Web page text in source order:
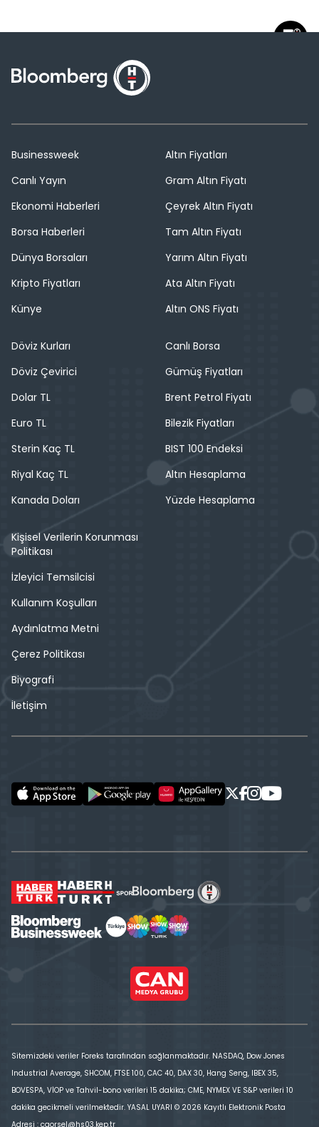
Businessweek
Canlı Yayın
Ekonomi Haberleri
Borsa Haberleri
Dünya Borsaları
Kripto Fiyatları
Künye
Altın Fiyatları
Gram Altın Fiyatı
Çeyrek Altın Fiyatı
Tam Altın Fiyatı
Yarım Altın Fiyatı
Ata Altın Fiyatı
Altın ONS Fiyatı
Döviz Kurları
Döviz Çevirici
Dolar TL
Euro TL
Sterin Kaç TL
Riyal Kaç TL
Kanada Doları
Canlı Borsa
Gümüş Fiyatları
Brent Petrol Fiyatı
Bilezik Fiyatları
BIST 100 Endeksi
Altın Hesaplama
Yüzde Hesaplama
Kişisel Verilerin Korunması
Politikası
İzleyici Temsilcisi
Kullanım Koşulları
Aydınlatma Metni
Çerez Politikası
Biyografi
İletişim
Sitemizdeki veriler Foreks tarafından sağlanmaktadır. NASDAQ, Dow Jones
Industrial Average, SHCOM, FTSE 100, CAC 40, DAX 30, Hang Seng, IBEX 35,
BOVESPA, VİOP ve Tahvil-bono verileri 15 dakika; CME, NYMEX VE S&P verileri 10
dakika gecikmeli verilmektedir. YASAL UYARI © 2026 Kayıtlı Elektronik Posta
Adresi : cgorsel@hs03.kep.tr